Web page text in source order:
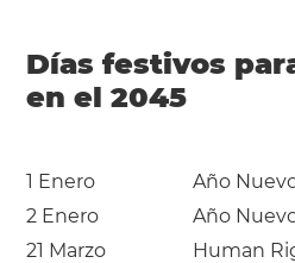
Días festivos
en el 2045
1 Enero
Año
2 Enero
Año
21 Marzo
Human